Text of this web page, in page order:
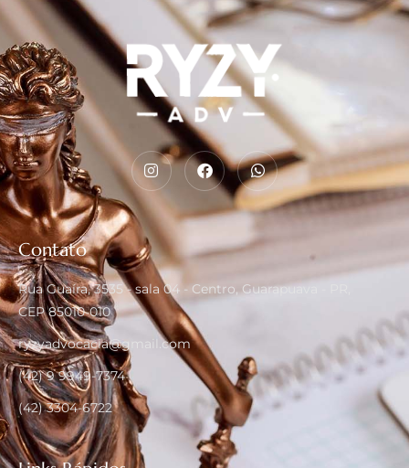
Contato
Rua Guaíra, 3535 - sala 04 - Centro, Guarapuava - PR,
CEP 85010-010
ryzyadvocacia@gmail.com
(42) 9 9949-7374
(42) 3304-6722